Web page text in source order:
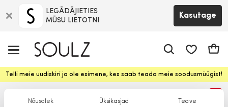
Nõusolek Üksikasjad Teave
LEGĀDĀJIETIES
MŪSU LIETOTNI
Kasutage
Telli meie uudiskiri ja ole esimene, kes saab teada meie soodusmüügist!